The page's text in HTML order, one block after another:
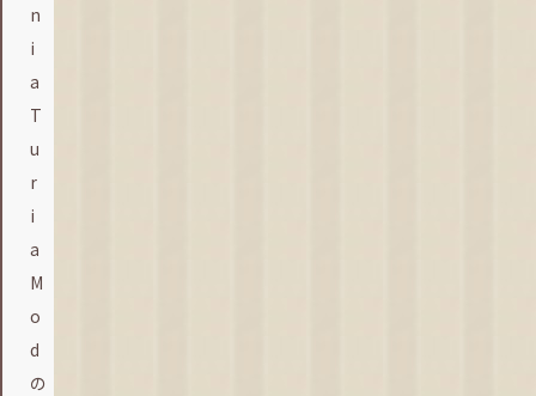
n
i
a
T
u
r
i
a
M
o
d
の